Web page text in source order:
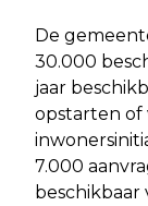
De
30.000
jaar
opstarten of
7.000
beschikbaar